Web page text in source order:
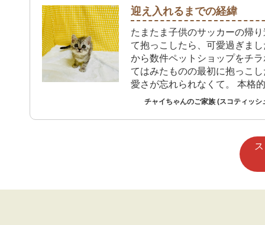
迎え入れるまでの経緯
たまたま子供のサッカーの帰
て抱っこしたら、可愛過ぎま
から数件ペットショップをチ
てはみたものの最初に抱っこ
愛さが忘れられなくて。 本格
れる準備をしました。
チャイちゃんのご家族 (スコティッシ